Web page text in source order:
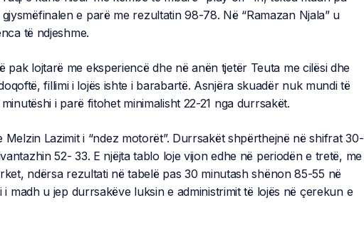
e parë me rezultatin 98-78. Në “Ramazan Njala” u
të ndjeshme.
pak lojtarë me eksperiencë dhe në anën tjetër Teuta me cilësi dhe
fillimi i lojës ishte i barabartë. Asnjëra skuadër nuk mundi të
i parë fitohet minimalisht 22-21 nga durrsakët.
Lazimit i “ndez motorët”. Durrsakët shpërthejnë në shifrat 30-
52- 33. E njëjta tablo loje vijon edhe në periodën e tretë, me
ndërsa rezultati në tabelë pas 30 minutash shënon 85-55 në
madh u jep durrsakëve luksin e administrimit të lojës në çerekun e